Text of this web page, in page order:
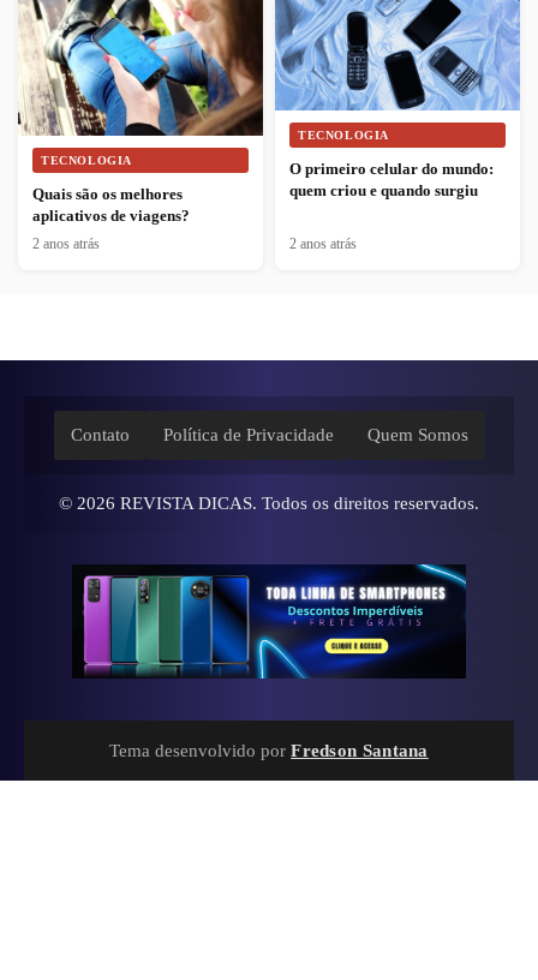
TECNOLOGIA
Quais são os melhores
aplicativos de viagens?
2 anos atrás
TECNOLOGIA
O primeiro celular do mundo:
quem criou e quando surgiu
2 anos atrás
Contato Política de Privacidade Quem Somos
© 2026 REVISTA DICAS. Todos os direitos reservados.
Tema desenvolvido por Fredson Santana